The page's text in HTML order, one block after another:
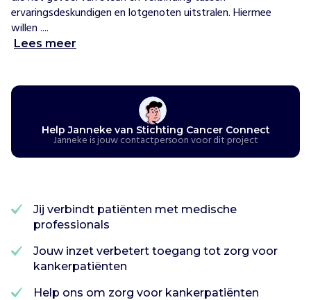
ervaringsdeskundigen en lotgenoten uitstralen. Hiermee
willen ....
Lees meer
Help Janneke van Stichting Cancer Connect
Janneke is jouw contactpersoon voor dit project
Jij verbindt patiënten met medische
professionals
Jouw inzet verbetert toegang tot zorg voor
kankerpatiënten
Help ons om zorg voor kankerpatiënten